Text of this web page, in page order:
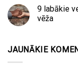
9 labākie
vēža
JAUNĀKIE